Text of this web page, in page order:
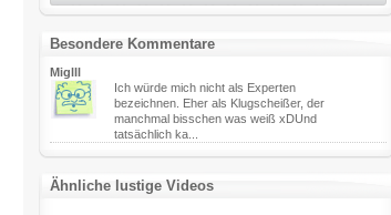
Besondere Kommentare
Miglll
Ich würde mich nicht als Experten
bezeichnen. Eher als Klugscheißer, der
manchmal bisschen was weiß xDUnd
tatsächlich ka...
Ähnliche lustige Videos